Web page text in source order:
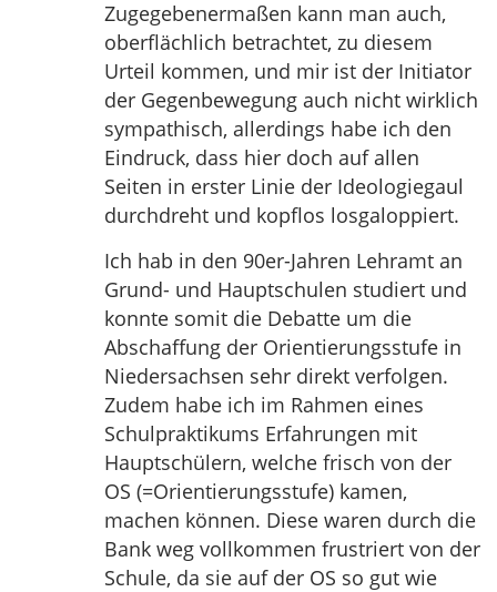
Zugegebenermaßen kann man auch,
oberflächlich betrachtet, zu diesem
Urteil kommen, und mir ist der Initiator
der Gegenbewegung auch nicht wirklich
sympathisch, allerdings habe ich den
Eindruck, dass hier doch auf allen
Seiten in erster Linie der Ideologiegaul
durchdreht und kopflos losgaloppiert.
Ich hab in den 90er-Jahren Lehramt an
Grund- und Hauptschulen studiert und
konnte somit die Debatte um die
Abschaffung der Orientierungsstufe in
Niedersachsen sehr direkt verfolgen.
Zudem habe ich im Rahmen eines
Schulpraktikums Erfahrungen mit
Hauptschülern, welche frisch von der
OS (=Orientierungsstufe) kamen,
machen können. Diese waren durch die
Bank weg vollkommen frustriert von der
Schule, da sie auf der OS so gut wie